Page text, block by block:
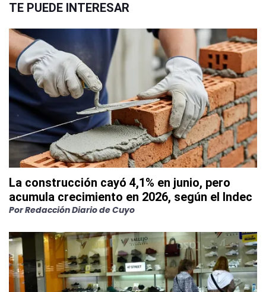
TE PUEDE INTERESAR
La construcción cayó 4,1% en junio, pero
acumula crecimiento en 2026, según el Indec
PorRedacción Diario de Cuyo